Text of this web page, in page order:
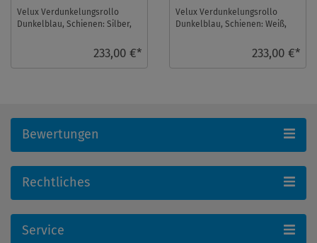
DOP S08 1100S
Velux Verdunkelungsrollo
Dunkelblau, Schienen: Silber,
233,00 €*
DOP S08 1100SWL
Velux Verdunkelungsrollo
Dunkelblau, Schienen: Weiß,
Set. Fenstergröße ...233,00 €*
Bewertungen
Rechtliches
Service